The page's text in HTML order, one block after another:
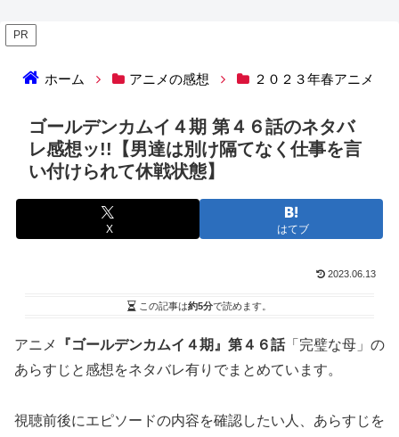
PR
ホーム アニメの感想 ２０２３年春アニメ
ゴールデンカムイ４期 第４６話のネタバ
レ感想ッ!!【男達は別け隔てなく仕事を言
い付けられて休戦状態】
X はてブ
2023.06.13
この記事は約5分で読めます。
アニメ 『ゴールデンカムイ４期』第４６話「完璧な母」の
あらすじと感想をネタバレ有りでまとめています。
視聴前後にエピソードの内容を確認したい人、あらすじを